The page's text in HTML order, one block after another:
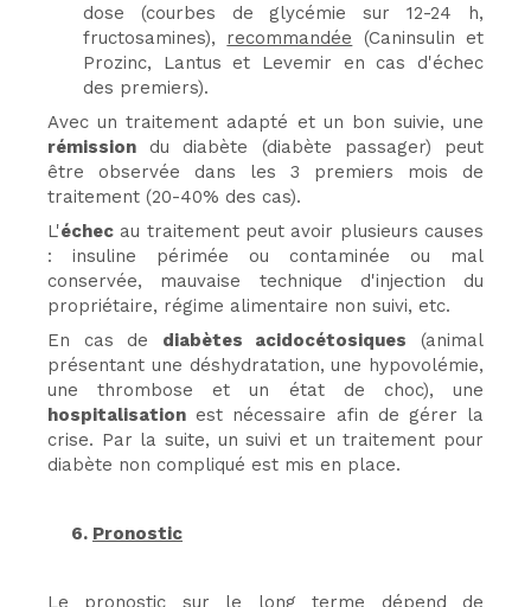
dose (courbes de glycémie sur 12-24 h,
fructosamines), recommandée (Caninsulin et
Prozinc, Lantus et Levemir en cas d'échec
des premiers).
Avec un traitement adapté et un bon suivie, une
rémission du diabète (diabète passager) peut
être observée dans les 3 premiers mois de
traitement (20-40% des cas).
L'échec au traitement peut avoir plusieurs causes
: insuline périmée ou contaminée ou mal
conservée, mauvaise technique d'injection du
propriétaire, régime alimentaire non suivi, etc.
En cas de diabètes acidocétosiques (animal
présentant une déshydratation, une hypovolémie,
une thrombose et un état de choc), une
hospitalisation est nécessaire afin de gérer la
crise. Par la suite, un suivi et un traitement pour
diabète non compliqué est mis en place.
6. Pronostic
Le pronostic sur le long terme dépend de